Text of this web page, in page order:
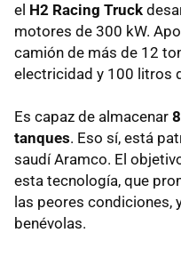
el H2 Racing Truck
motores de 300 kW.
camión de más de 12
electricidad y 100 litros
Es capaz de almacenar
tanques. Eso sí, está
saudí Aramco. El
esta tecnología, que
las peores condiciones,
benévolas.